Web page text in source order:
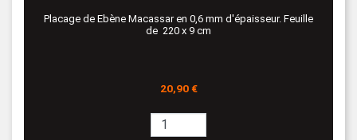
Placage de Ebène Macassar en 0,6 mm d'épaisseur. Feuille
de 220 x 9 cm
Prix
20,90 €